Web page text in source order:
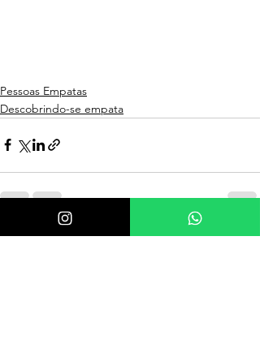
Pessoas Empatas
Descobrindo-se empata